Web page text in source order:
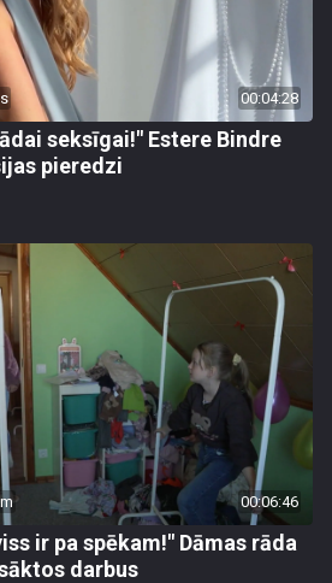
00:04:28
seksīgai!" Estere Bindre
pieredzi
00:06:46
ir pa spēkam!" Dāmas rāda
darbus